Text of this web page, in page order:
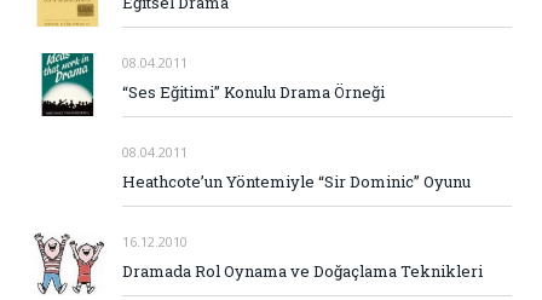
08.04.2011
“Ses Eğitimi” Konulu Drama Örneği
08.04.2011
Heathcote’un Yöntemiyle “Sir Dominic” Oyunu
16.12.2010
Dramada Rol Oynama ve Doğaçlama Teknikleri